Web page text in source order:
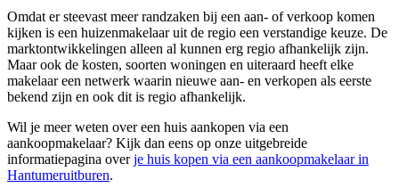
Omdat er steevast meer randzaken bij een aan- of verkoop komen
kijken is een huizenmakelaar uit de regio een verstandige keuze. De
marktontwikkelingen alleen al kunnen erg regio afhankelijk zijn.
Maar ook de kosten, soorten woningen en uiteraard heeft elke
makelaar een netwerk waarin nieuwe aan- en verkopen als eerste
bekend zijn en ook dit is regio afhankelijk.
Wil je meer weten over een huis aankopen via een
aankoopmakelaar? Kijk dan eens op onze uitgebreide
informatiepagina overje huis kopen via een aankoopmakelaar in
Hantumeruitburen.